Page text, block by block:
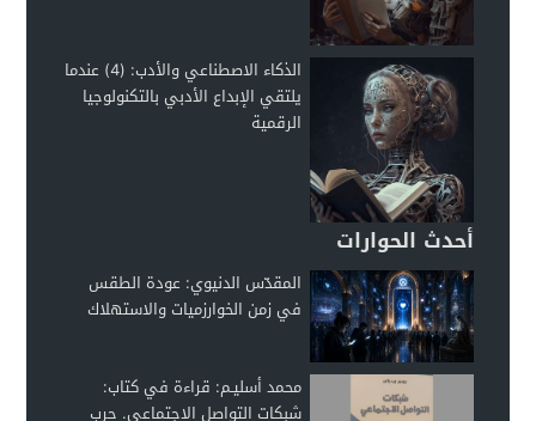
الذكاء الاصطناعي والأدب: (4) عندما
يلتقي الإبداع الأدبي بالتكنولوجيا
الرقمية
أحدث الحوارات
المقدّس الدنيوي: عودة الطقس
في زمن الخوارزميات والاستهلاك
محمد أسليـم: قراءة في كتاب:
شبكات التواصل الاجتماعي. حرب